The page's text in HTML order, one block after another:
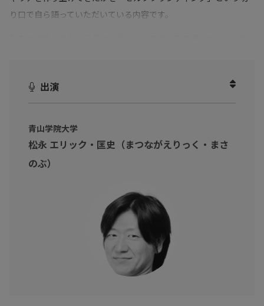
り口で自ら語っていただいている内容です。
いております。
ちろん、人生をより豊かにしていきたい全てのビジネスパーソン
に楽しんでいただけるような動画です。
是非、今後のキャリア作り・ブランディング構築のヒントとして
出演
青山学院大学
松永 エリック・匡史（まつながえりっく・まさ
のぶ）